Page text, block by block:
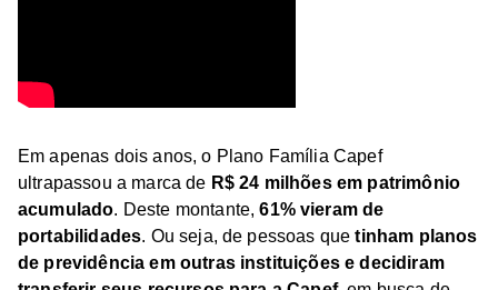
Em apenas dois anos, o Plano Família Capef
ultrapassou a marca de R$ 24 milhões em patrimônio
acumulado. Deste montante,61% vieram de
portabilidades. Ou seja, de pessoas quetinham planos
de previdência em outras instituições e decidiram